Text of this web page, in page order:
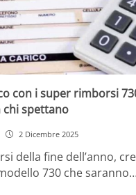
con i super rimborsi
chi spettano
2 Dicembre 2025
della fine dell’anno,
730 che